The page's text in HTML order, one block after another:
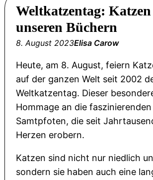
Weltkatzentag:
unseren Büchern
8. August 2023Elisa Carow
Heute, am 8. August, feiern
auf der ganzen Welt seit 2002
Weltkatzentag. Dieser
Hommage an die faszinierenden
Samtpfoten, die seit
Herzen erobern.
Katzen sind nicht nur niedlich
sondern sie haben auch eine